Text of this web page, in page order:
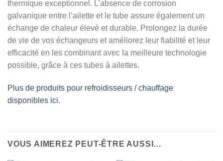
thermique exceptionnel. L’absence de corrosion
galvanique entre l’ailette et le tube assure également un
échange de chaleur élevé et durable. Prolongez la durée
de vie de vos échangeurs et améliorez leur fiabilité et leur
efficacité en les combinant avec la meilleure technologie
possible, grâce à ces tubes à ailettes.
Plus de produits pour refroidisseurs / chauffage
disponibles ici.
VOUS AIMEREZ PEUT-ÊTRE AUSSI…